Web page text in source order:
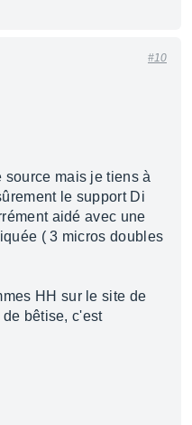
#10
source mais je tiens à
le support Di
aidé avec une
( 3 micros doubles
HH sur le site de
bêtise, c'est